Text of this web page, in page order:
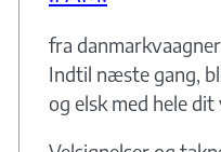
fra
Indtil næste gang,
og elsk med hele